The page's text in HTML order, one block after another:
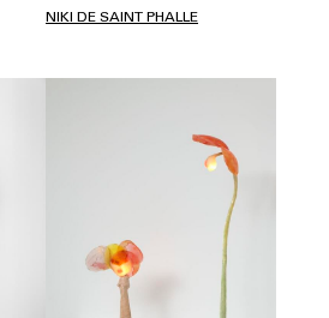
NIKI DE SAINT PHALLE